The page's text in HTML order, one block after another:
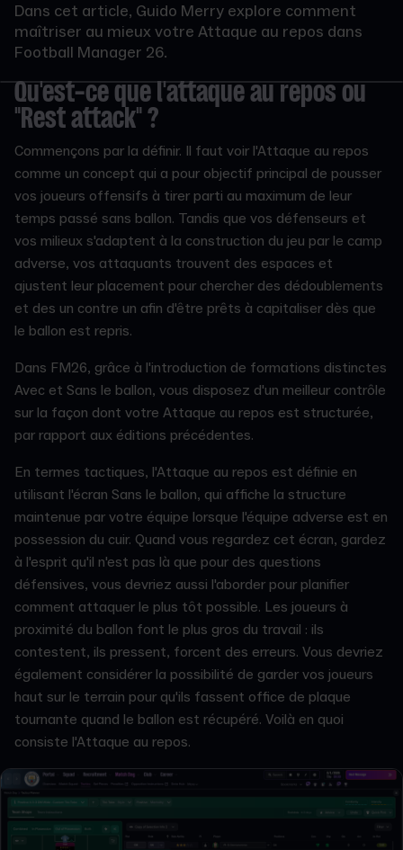
Dans cet article, Guido Merry explore comment
maîtriser au mieux votre Attaque au repos dans
Football Manager 26.
Qu'est-ce que l'attaque au repos ou
"Rest attack" ?
Commençons par la définir. Il faut voir l'Attaque au repos
comme un concept qui a pour objectif principal de pousser
vos joueurs offensifs à tirer parti au maximum de leur
temps passé sans ballon. Tandis que vos défenseurs et
vos milieux s'adaptent à la construction du jeu par le camp
adverse, vos attaquants trouvent des espaces et
ajustent leur placement pour chercher des dédoublements
et des un contre un afin d'être prêts à capitaliser dès que
le ballon est repris.
Dans FM26, grâce à l'introduction de formations distinctes
Avec et Sans le ballon, vous disposez d'un meilleur contrôle
sur la façon dont votre Attaque au repos est structurée,
par rapport aux éditions précédentes.
En termes tactiques, l'Attaque au repos est définie en
utilisant l'écran Sans le ballon, qui affiche la structure
maintenue par votre équipe lorsque l'équipe adverse est en
possession du cuir. Quand vous regardez cet écran, gardez
à l'esprit qu'il n'est pas là que pour des questions
défensives, vous devriez aussi l'aborder pour planifier
comment attaquer le plus tôt possible. Les joueurs à
proximité du ballon font le plus gros du travail : ils
contestent, ils pressent, forcent des erreurs. Vous devriez
également considérer la possibilité de garder vos joueurs
haut sur le terrain pour qu'ils fassent office de plaque
tournante quand le ballon est récupéré. Voilà en quoi
consiste l'Attaque au repos.